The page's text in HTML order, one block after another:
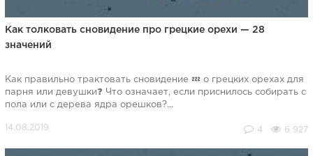
Как толковать сновидение про грецкие орехи — 28
значений
Как правильно трактовать сновидение 💤 о грецких орехах для
парня или девушки❓ Что означает, если приснилось собирать с
пола или с дерева ядра орешков?...
4 6 927